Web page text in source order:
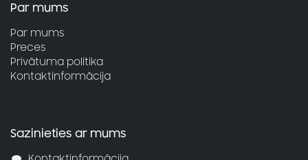
Par mums
Par mums
Preces
Privātuma politika
Kontaktinformācija
Sazinieties ar mums